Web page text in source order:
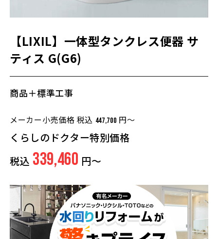
【LIXIL】一体型タンクレス便器 サ
ティス G(G6)
商品＋標準工事
メーカー小売価格 税込 447,700 円～
くらしのドクター特別価格
税込 339,460 円～